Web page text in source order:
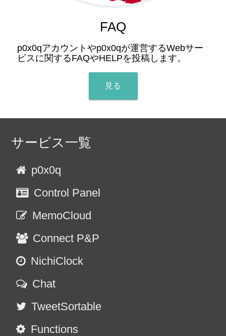
FAQ
p0x0qアカウントやp0x0qが運営するWebサー
ビスに関するFAQやHELPを投稿します。
見る
サービス一覧
p0x0q
Control Panel
MemoCloud
Connect P&P
NichiClock
Chat
TweetSortable
Functions